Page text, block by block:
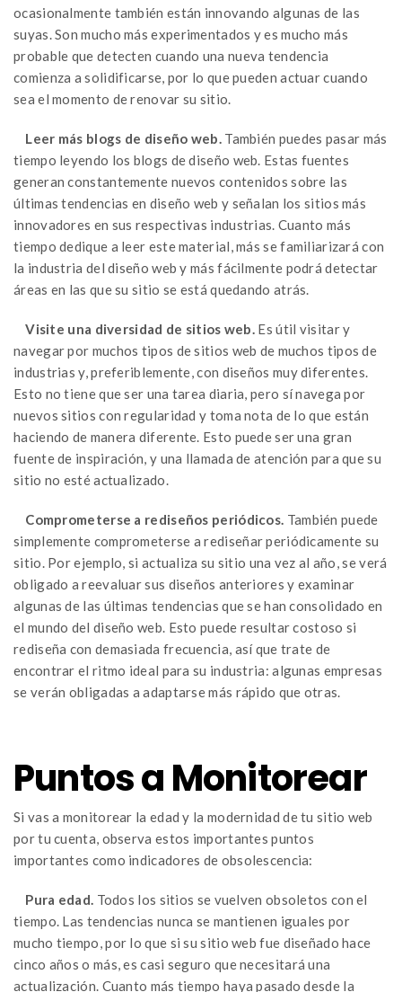
ocasionalmente también están innovando algunas de las
suyas. Son mucho más experimentados y es mucho más
probable que detecten cuando una nueva tendencia
comienza a solidificarse, por lo que pueden actuar cuando
sea el momento de renovar su sitio.
Leer más blogs de diseño web.También puedes pasar más
tiempo leyendo los blogs de diseño web. Estas fuentes
generan constantemente nuevos contenidos sobre las
últimas tendencias en diseño web y señalan los sitios más
innovadores en sus respectivas industrias. Cuanto más
tiempo dedique a leer este material, más se familiarizará con
la industria del diseño web y más fácilmente podrá detectar
áreas en las que su sitio se está quedando atrás.
Visite una diversidad de sitios web. Es útil visitar y
navegar por muchos tipos de sitios web de muchos tipos de
industrias y, preferiblemente, con diseños muy diferentes.
Esto no tiene que ser una tarea diaria, pero sí navega por
nuevos sitios con regularidad y toma nota de lo que están
haciendo de manera diferente. Esto puede ser una gran
fuente de inspiración, y una llamada de atención para que su
sitio no esté actualizado.
Comprometerse a rediseños periódicos. También puede
simplemente comprometerse a rediseñar periódicamente su
sitio. Por ejemplo, si actualiza su sitio una vez al año, se verá
obligado a reevaluar sus diseños anteriores y examinar
algunas de las últimas tendencias que se han consolidado en
el mundo del diseño web. Esto puede resultar costoso si
rediseña con demasiada frecuencia, así que trate de
encontrar el ritmo ideal para su industria: algunas empresas
se verán obligadas a adaptarse más rápido que otras.
Puntos a Monitorear
Si vas a monitorear la edad y la modernidad de tu sitio web
por tu cuenta, observa estos importantes puntos
importantes como indicadores de obsolescencia:
Pura edad. Todos los sitios se vuelven obsoletos con el
tiempo. Las tendencias nunca se mantienen iguales por
mucho tiempo, por lo que si su sitio web fue diseñado hace
cinco años o más, es casi seguro que necesitará una
actualización. Cuanto más tiempo haya pasado desde la